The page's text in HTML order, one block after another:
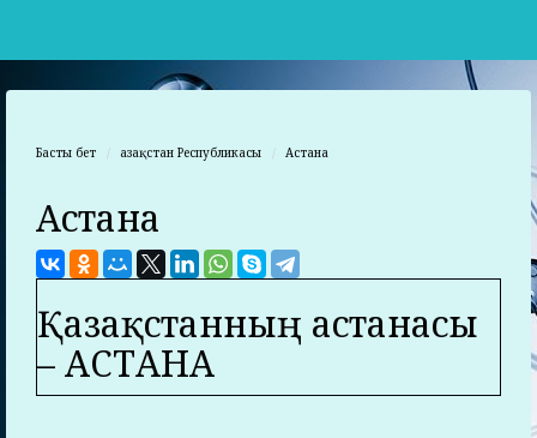
Басты бет Қазақстан Республикасы Астана
Астана
Қазақстанның астанасы
– АСТАНА